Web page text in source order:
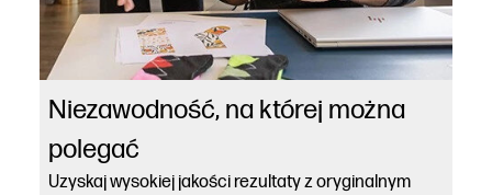
Niezawodność, na której można
polegać
Uzyskaj wysokiej jakości rezultaty z oryginalnym